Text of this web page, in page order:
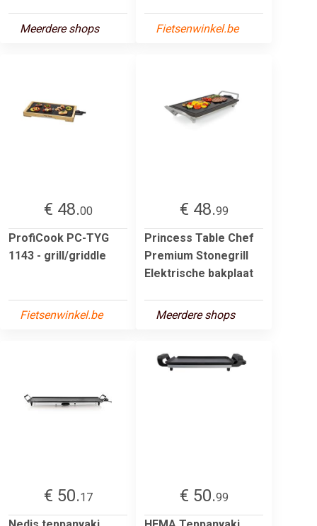
Meerdere shops Fietsenwinkel.be
€ 48.00
ProfiCook PC-TYG
1143 - grill/griddle
Fietsenwinkel.be
€ 48.99
Princess Table Chef
Premium Stonegrill
Elektrische bakplaat
Meerdere shops
€ 50.17
€ 50.99